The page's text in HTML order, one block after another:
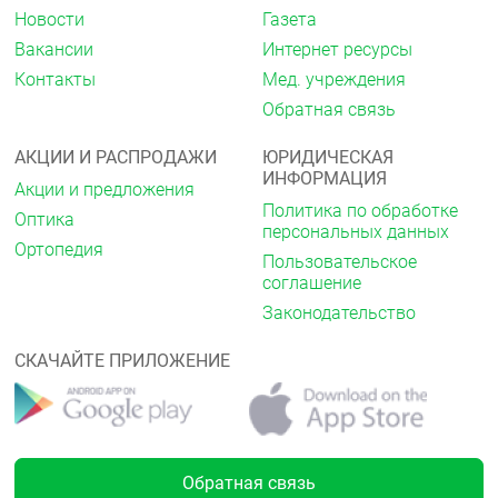
Новости
Вакансии
Контакты
Газета
Интернет ресурсы
Мед. учреждения
Обратная связь
АКЦИИ И РАСПРОДАЖИ
Акции и предложения
Оптика
Ортопедия
ЮРИДИЧЕСКАЯ
ИНФОРМАЦИЯ
Политика по обработке
персональных данных
Пользовательское
соглашение
Законодательство
СКАЧАЙТЕ ПРИЛОЖЕНИЕ
Обратная связь